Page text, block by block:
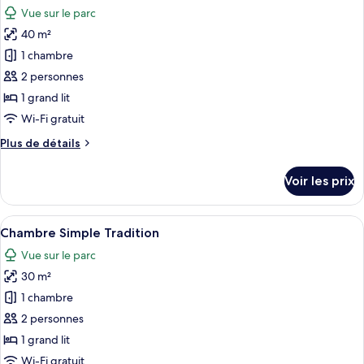
Suite
Présidentielle
les
photos
pour
ce
type
de
chambre :
Chambre
Vue sur le parc
40 m²
1 chambre
2 personnes
1 grand lit
Wi-Fi gratuit
Plus de détails
Plus
le
type
de
chambre
Chambre
Tradition
Voir les prix
Afficher
toutes
les
photos
pour
ce
type
de
Une chambre à coucher avec un lit,
1
Chambre Simple Tradition
Vue sur le parc
30 m²
1 chambre
2 personnes
1 grand lit
Wi-Fi gratuit